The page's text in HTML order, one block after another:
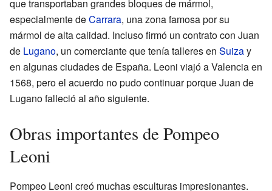
que transportaban grandes bloques de mármol,
especialmente deCarrara, una zona famosa por su
mármol de alta calidad. Incluso firmó un contrato con Juan
de Lugano, un comerciante que tenía talleres en Suizay
en algunas ciudades de España. Leoni viajó a Valencia en
1568, pero el acuerdo no pudo continuar porque Juan de
Lugano falleció al año siguiente.
Obras importantes de Pompeo
Leoni
Pompeo Leoni creó muchas esculturas impresionantes.